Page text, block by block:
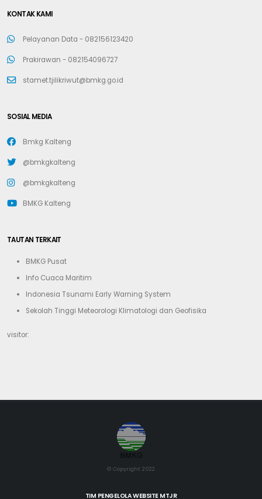
KONTAK KAMI
Pelayanan Data - 082156123420
Prakirawan - 082154096727
stamet.tjilikriwut@bmkg.go.id
SOSIAL MEDIA
Bmkg Kalteng
@bmkgkalteng
@bmkgkalteng
BMKG Kalteng
TAUTAN TERKAIT
BMKG Pusat
Info Cuaca Maritim
Indonesia Tsunami Early Warning System
Sekolah Tinggi Meteorologi Klimatologi dan Geofisika
visitor:
© Copyright 2022
TIM PENGELOLA WEBSITE MTJR